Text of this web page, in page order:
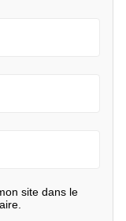
site dans le